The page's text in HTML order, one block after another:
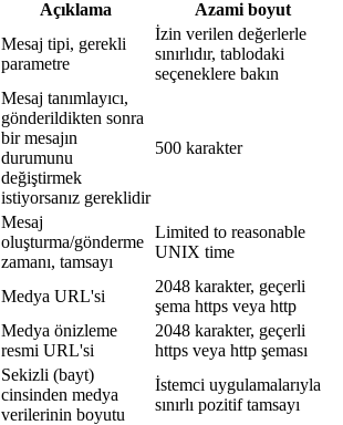
Açıklama Azami boyut
Mesaj tipi, gerekli
parametre
İzin verilen değerlerle
sınırlıdır, tablodaki
seçeneklere bakın
Mesaj tanımlayıcı,
gönderildikten sonra
bir mesajın
durumunu
değiştirmek
istiyorsanız gereklidir
500 karakter
Mesaj
oluşturma/gönderme
zamanı, tamsayı
Limited to reasonable
UNIX time
Medya URL'si
2048 karakter, geçerli
şema https veya http
Medya önizleme
resmi URL'si
2048 karakter, geçerli
https veya http şeması
Sekizli (bayt)
cinsinden medya
verilerinin boyutu
İstemci uygulamalarıyla
sınırlı pozitif tamsayı